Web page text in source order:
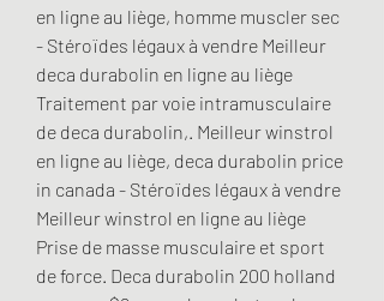
en ligne au liège, homme muscler sec
- Stéroïdes légaux à vendre Meilleur
deca durabolin en ligne au liège
Traitement par voie intramusculaire
de deca durabolin,. Meilleur winstrol
en ligne au liège, deca durabolin price
in canada - Stéroïdes légaux à vendre
Meilleur winstrol en ligne au liège
Prise de masse musculaire et sport
de force. Deca durabolin 200 holland